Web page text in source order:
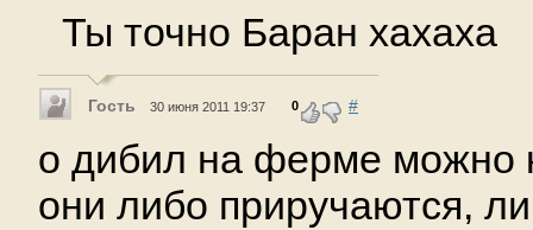
Ты точно Баран хахаха
Гость 30 июня 2011 19:37 0 #
о дибил на ферме можно
они либо приручаются,